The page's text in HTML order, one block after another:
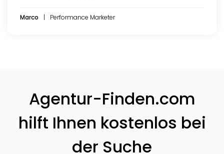
Marco Performance Marketer
Agentur-Finden.com
hilft Ihnen kostenlos bei
der Suche